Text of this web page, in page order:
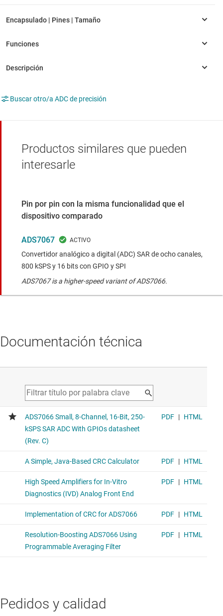
Buscar otro/a ADC de precisión
Productos similares que pueden
interesarle
Pin por pin con la misma funcionalidad que el
dispositivo comparado
ADS7067
Convertidor analógico a digital (ADC) SAR de ocho canales,
800 kSPS y 16 bits con GPIO y SPI
ADS7067 is a higher-speed variant of ADS7066.
Documentación técnica
Pedidos y calidad